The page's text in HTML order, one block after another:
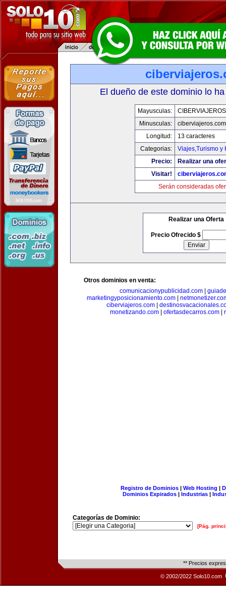
El dueño de este dominio lo
Mayusculas:
Minusculas:
ciberviajeros.com
Longitud:
13 caracteres
Categorias:
Viajes,Turismo y
Precio:
Realizar una
Visitar!
Serán consideradas
Realizar una Oferta
Precio Ofrecido $
Otros dominios en venta:
comunicacionypublicidad.com
marketingyposicionamiento.com|
ciberviajeros.com
monetizando.com| ofertasdecarros.com|
Registro de Dominios| Web Hosting |
Dominios Expirados | Industrias |
Categorías de Dominio:
[Pág.
** Precios
© 2002/2022 Solo10.com